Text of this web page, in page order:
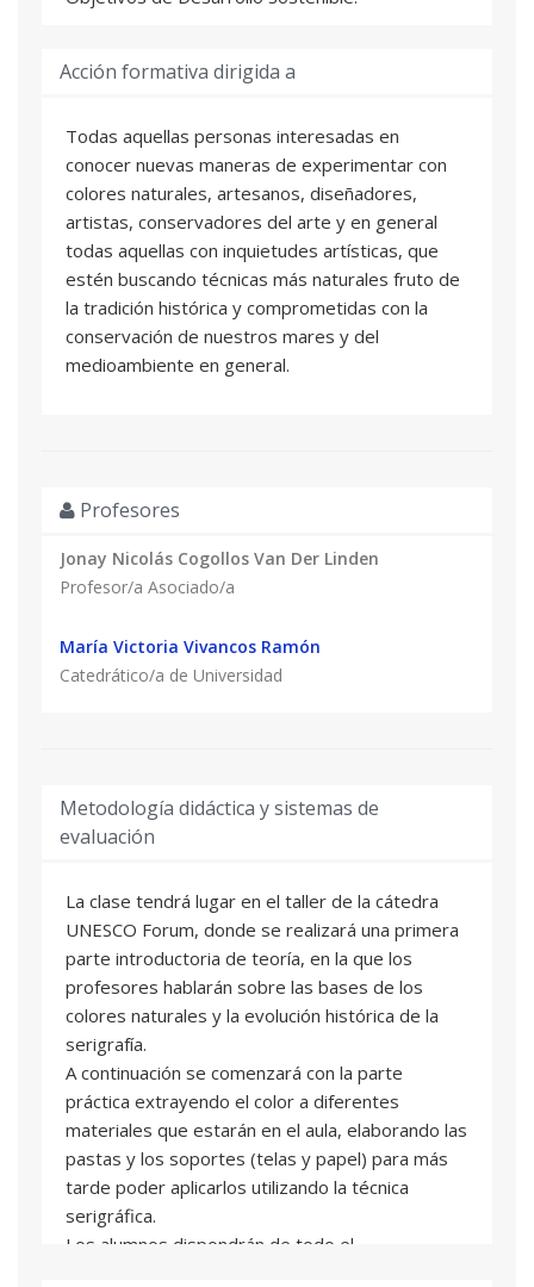
Acción formativa dirigida a
Todas aquellas personas interesadas en
conocer nuevas maneras de experimentar con
colores naturales, artesanos, diseñadores,
artistas, conservadores del arte y en general
todas aquellas con inquietudes artísticas, que
estén buscando técnicas más naturales fruto de
la tradición histórica y comprometidas con la
conservación de nuestros mares y del
medioambiente en general.
Profesores
Jonay Nicolás Cogollos Van Der Linden
Profesor/a Asociado/a
María Victoria Vivancos Ramón
Catedrático/a de Universidad
Metodología didáctica y sistemas de
evaluación
La clase tendrá lugar en el taller de la cátedra
UNESCO Forum, donde se realizará una primera
parte introductoria de teoría, en la que los
profesores hablarán sobre las bases de los
colores naturales y la evolución histórica de la
serigrafía.
A continuación se comenzará con la parte
práctica extrayendo el color a diferentes
materiales que estarán en el aula, elaborando las
pastas y los soportes (telas y papel) para más
tarde poder aplicarlos utilizando la técnica
serigráfica.
Los alumnos dispondrán de todo el